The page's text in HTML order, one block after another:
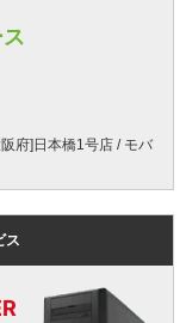
府]日本橋1号店 / モバ
ス